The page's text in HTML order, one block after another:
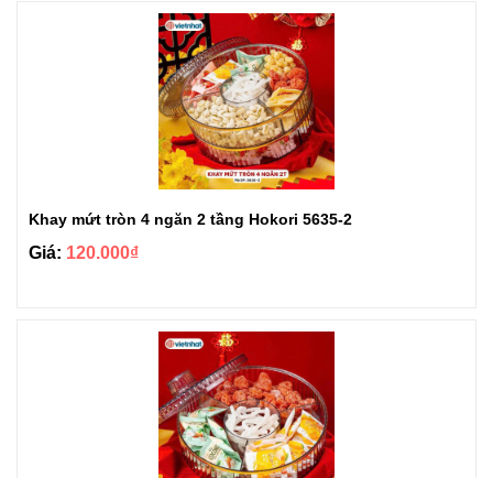
Khay mứt tròn 4 ngăn 2 tầng Hokori 5635-2
Giá: 120.000₫